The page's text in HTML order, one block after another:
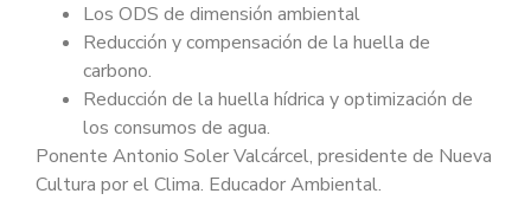
Los ODS de dimensión ambiental
Reducción y compensación de la huella de
carbono.
Reducción de la huella hídrica y optimización de
los consumos de agua.
Ponente Antonio Soler Valcárcel, presidente de Nueva
Cultura por el Clima. Educador Ambiental.